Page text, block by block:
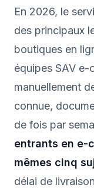
En 2026, le
des principaux
boutiques en
équipes SAV
manuellement
connue,
de fois par
entrants en e-
mêmes cinq
délai de